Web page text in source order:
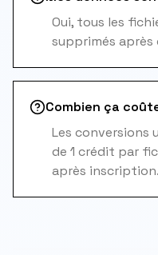
Oui, tous les
supprimés après
Combien ça
Les
de 1 crédit par
après inscription.